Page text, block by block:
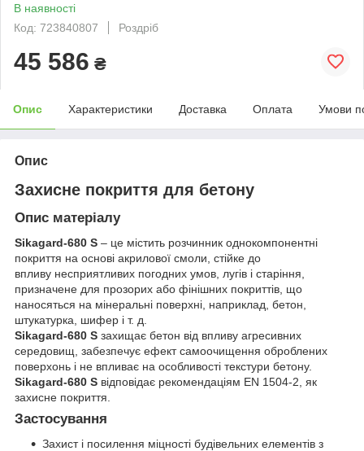
В наявності
Код: 723840807
Роздріб
45 586 ₴
Опис Характеристики Доставка Оплата Умови
Опис
Захисне покриття для бетону
Опис матеріалу
Sikagard-680 S – це містить розчинник однокомпонентні
покриття на основі акрилової смоли, стійке до
впливу несприятливих погодних умов, лугів і старіння,
призначене для прозорих або фінішних покриттів, що
наносяться на мінеральні поверхні, наприклад, бетон,
штукатурка, шифер і т. д.
Sikagard-680 S захищає бетон від впливу агресивних
середовищ, забезпечує ефект самоочищення оброблених
поверхонь і не впливає на особливості текстури бетону.
Sikagard-680 S відповідає рекомендаціям EN 1504-2, як
захисне покриття.
Застосування
Захист і посилення міцності будівельних елементів з